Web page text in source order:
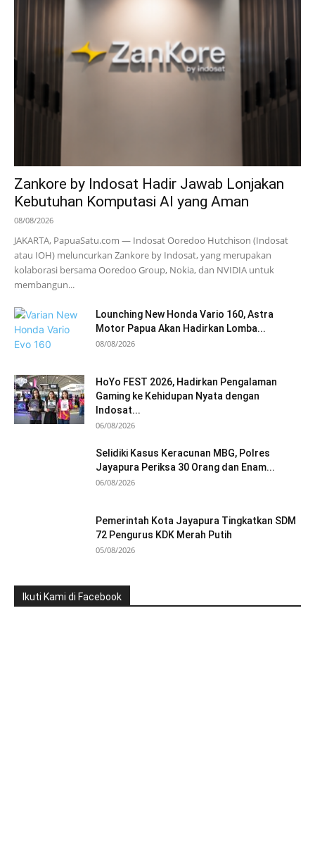
Zankore by Indosat Hadir Jawab Lonjakan
Kebutuhan Komputasi AI yang Aman
08/08/2026
JAKARTA, PapuaSatu.com — Indosat Ooredoo Hutchison (Indosat
atau IOH) meluncurkan Zankore by Indosat, yang merupakan
kolaborasi bersama Ooredoo Group, Nokia, dan NVIDIA untuk
membangun...
Lounching New Honda Vario 160, Astra
Motor Papua Akan Hadirkan Lomba...
08/08/2026
HoYo FEST 2026, Hadirkan Pengalaman
Gaming ke Kehidupan Nyata dengan
Indosat...
06/08/2026
Selidiki Kasus Keracunan MBG, Polres
Jayapura Periksa 30 Orang dan Enam...
06/08/2026
Pemerintah Kota Jayapura Tingkatkan SDM
72 Pengurus KDK Merah Putih
05/08/2026
Ikuti Kami di Facebook